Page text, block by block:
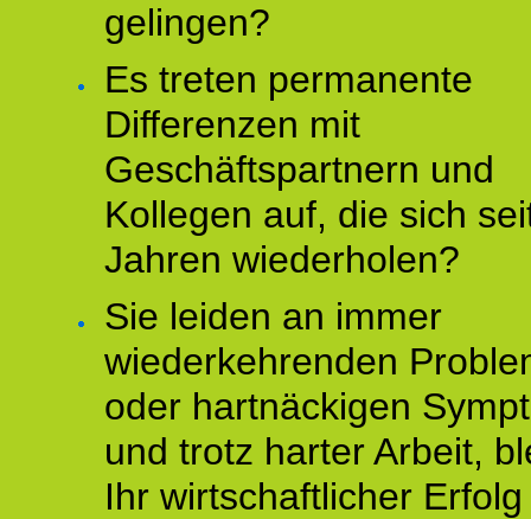
gelingen?
Es treten permanente
Differenzen mit
Geschäftspartnern und
Kollegen auf, die sich
Jahren wiederholen?
Sie leiden an immer
wiederkehrenden
oder hartnäckigen
und trotz harter Arbeit,
Ihr wirtschaftlicher